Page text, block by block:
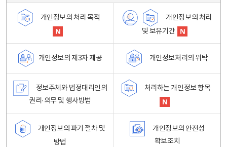
개인정보의 처리 목적
개인정보의 처리
및 보유기간
개인정보의 제3자 제공 개인정보처리의 위탁
정보주체와 법정대리인의
권리·의무 및 행사방법
처리하는 개인정보 항목
개인정보의 파기 절차 및
방법
개인정보의 안전성
확보조치